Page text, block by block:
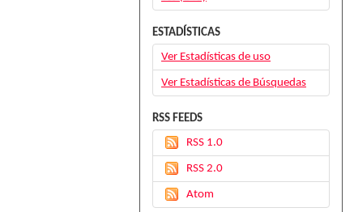
ESTADÍSTICAS
Ver Estadísticas de uso
Ver Estadísticas de Búsquedas
RSS FEEDS
RSS 1.0
RSS 2.0
Atom